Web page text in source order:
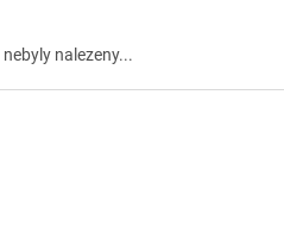
nebyly nalezeny...